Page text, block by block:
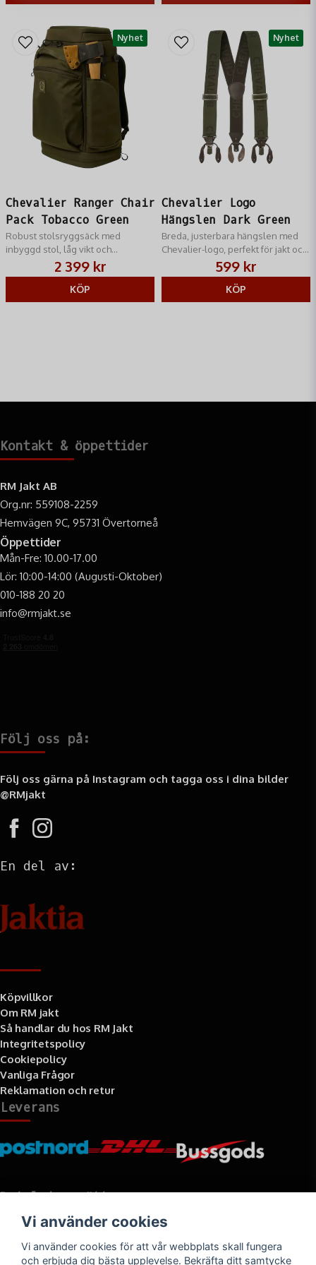
Chevalier Ranger Chair
Pack Tobacco Green
Robust stolsryggsäck med
inbyggd stol, låg vikt och
vattenavvisande tyg för jakt och
friluftsliv.
2 399 kr
KÖP
Nyhet
Chevalier Logo
Hängslen Dark Green
Breda, justerbara hängslen med
Chevalier-logo, perfekt för jakt och
599 kr
KÖP
Nyhet
Kontakt & öppettider
RM Jakt AB
Org.nr: 559108-2259
Hemvägen 9C, 95731 Övertorneå
Öppettider
Mån-Fre: 10.00-17.00
Lör: 10:00-14:00 (Augusti-Oktober)
010-188 20 20
info@rmjakt.se
Följ oss på:
Följ oss gärna på Instagram och tagga oss i dina bilder
@RMjakt
En del av:
Köpvillkor
Om RM jakt
Så handlar du hos RM Jakt
Integritetspolicy
Cookiepolicy
Vanliga Frågor
Reklamation och retur
Leverans
Betalningssätt
Vi använder cookies
Vi använder cookies för att vår webbplats skall fungera
och erbjuda dig bästa upplevelse. Bekräfta ditt samtycke